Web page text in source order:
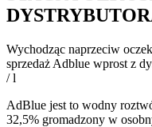
Wychodząc naprzeciw
sprzedaż Adblue wprost z
/ l
AdBlue jest to wodny
32,5% gromadzony w